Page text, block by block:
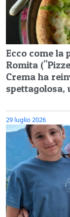
Ecco come la
Romita
Crema ha
spettagolosa,
29 luglio 2026